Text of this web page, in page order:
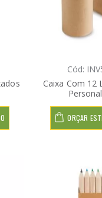
Cód:
Caixa Com 12
ORÇAR